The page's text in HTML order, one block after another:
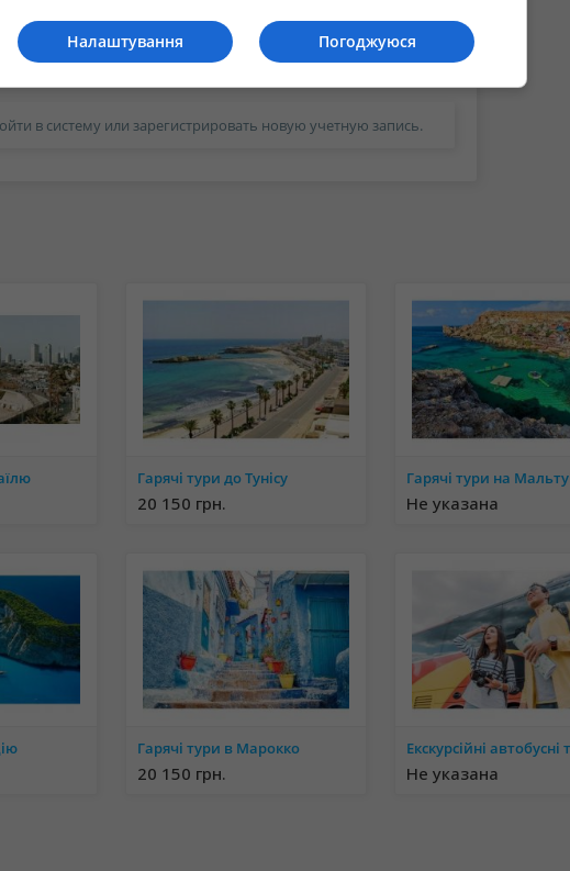
в систему или зарегистрировать новую учетную запись.
Гарячі тури до Тунісу
20 150 грн.
Гарячі тури на Мальту
Не указана
Гарячі тури в Марокко
20 150 грн. Не указана
Погоджуюся
Налаштування